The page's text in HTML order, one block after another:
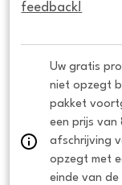
feedback!
Uw gratis
niet opzegt
pakket
een prijs van
afschrijving
opzegt met
einde van